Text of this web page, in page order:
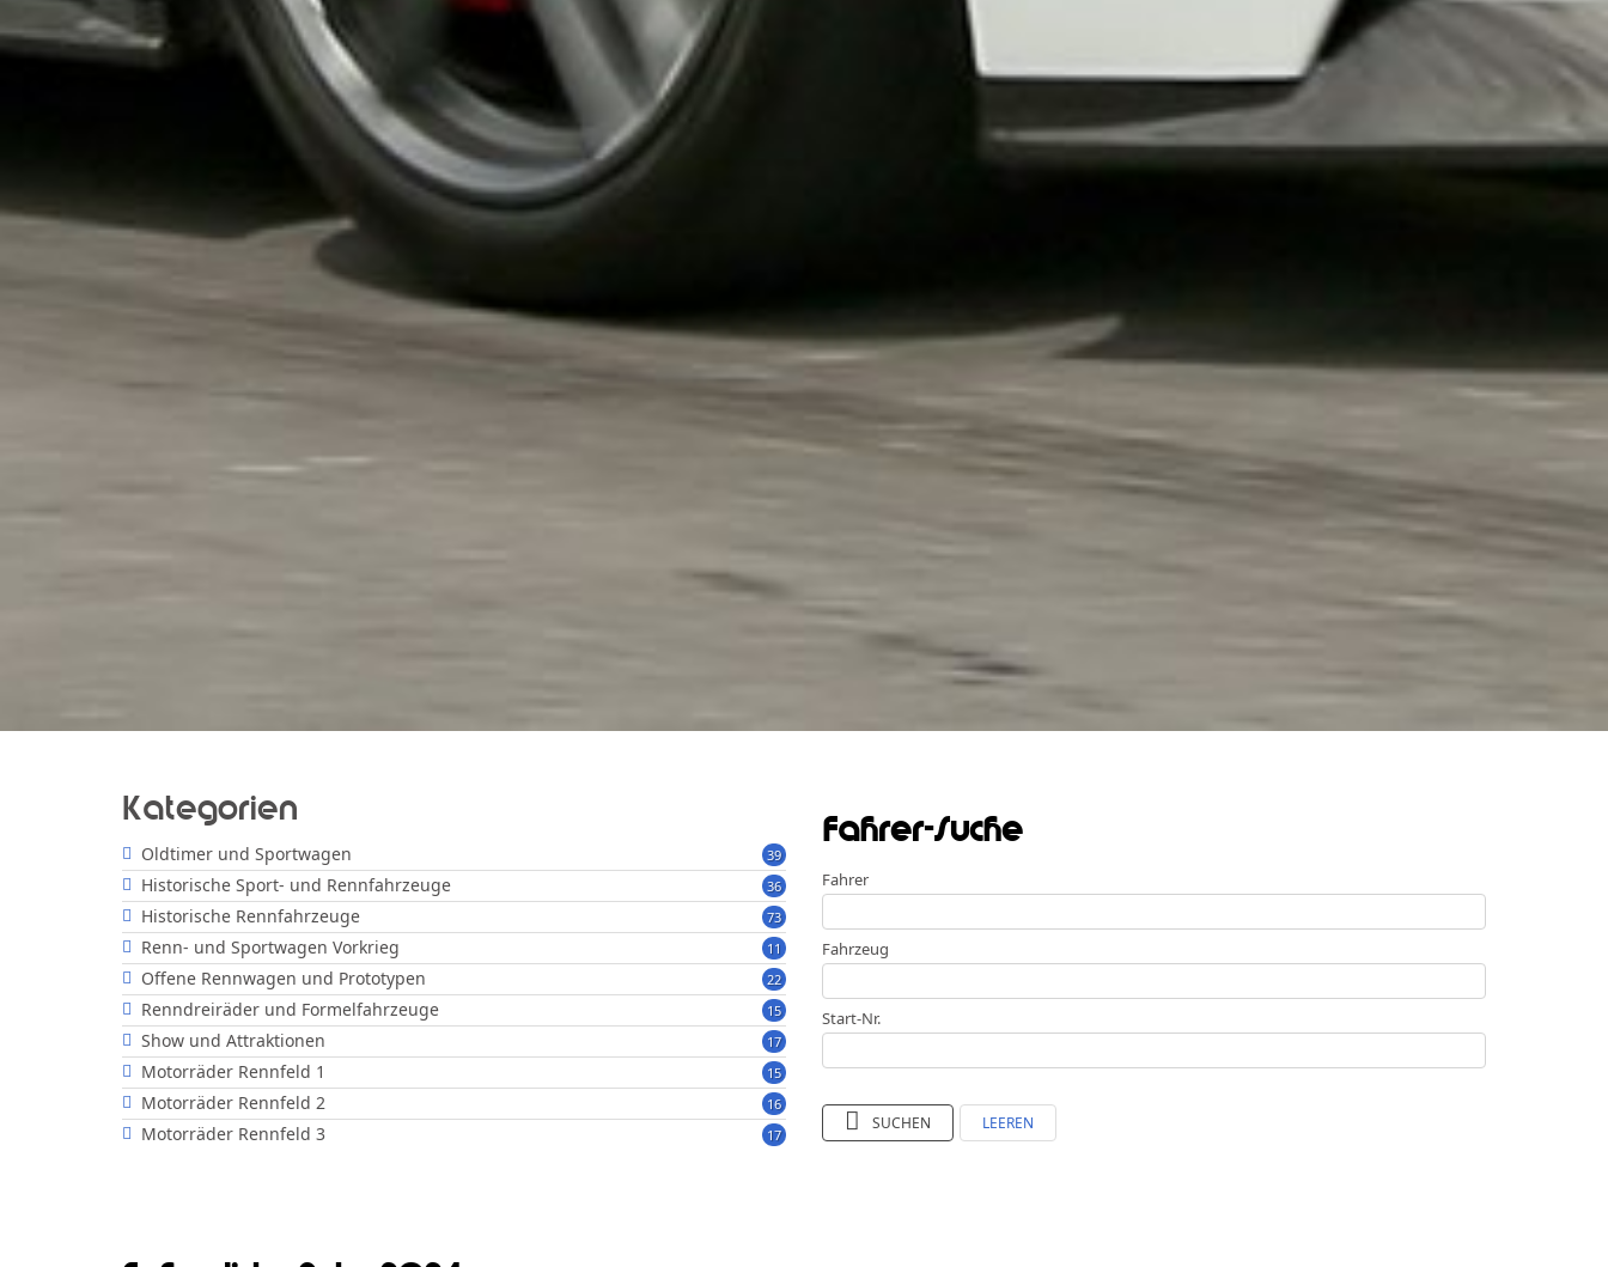
Kategorien
39
Oldtimer und Sportwagen
36
Historische Sport- und Rennfahrzeuge
73
Historische Rennfahrzeuge
11
Renn- und Sportwagen Vorkrieg
22
Offene Rennwagen und Prototypen
15
Renndreiräder und Formelfahrzeuge
17
Show und Attraktionen
15
Motorräder Rennfeld 1
16
Motorräder Rennfeld 2
17
Motorräder Rennfeld 3
Fahrer-Suche
Fahrer
Fahrzeug
Start-Nr.
SUCHEN LEEREN